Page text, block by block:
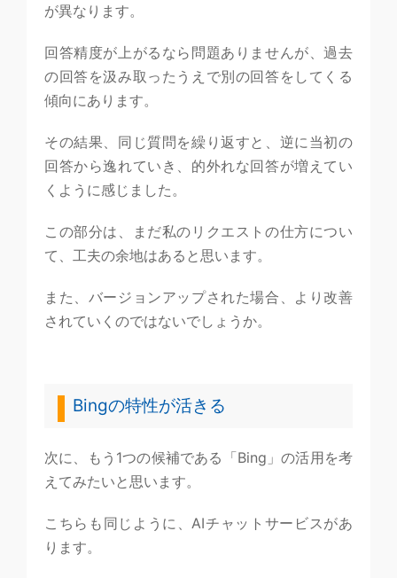
が異なります。
回答精度が上がるなら問題ありませんが、過去
の回答を汲み取ったうえで別の回答をしてくる
傾向にあります。
その結果、同じ質問を繰り返すと、逆に当初の
回答から逸れていき、的外れな回答が増えてい
くように感じました。
この部分は、まだ私のリクエストの仕方につい
て、工夫の余地はあると思います。
また、バージョンアップされた場合、より改善
されていくのではないでしょうか。
Bingの特性が活きる
次に、もう1つの候補である「Bing」の活用を考
えてみたいと思います。
こちらも同じように、AIチャットサービスがあ
ります。